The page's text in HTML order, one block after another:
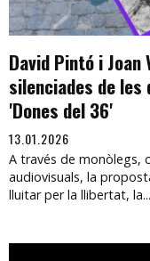
David Pintó i
silenciades de les
'Dones del 36'
13.01.2026
A través de monòlegs,
audiovisuals, la
lluitar per la llibertat, la...